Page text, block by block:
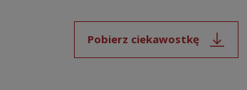
Pobierz ciekawostkę
Uwaga, link